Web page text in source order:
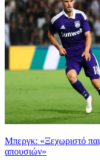
Μπεργκ: «Ξεχωριστό
απουσιών»